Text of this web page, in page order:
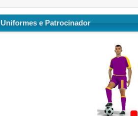
Uniformes e Patrocinador